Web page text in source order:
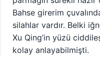
Bahse girerim
silahlar vardır. Belki
Xu Qing’in yüzü
kolay anlayabilmişti.